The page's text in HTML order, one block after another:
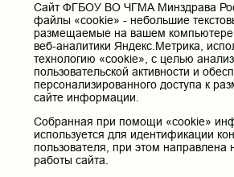
ФГБОУ ВО "Пензенский государственный
Кафедра терапия
Контактные данные и телефоны
Федеральное государственное
учреждение высшего образования
здравоохранения Российской Федерации
Юридический и фактический адрес:
672000, Российская Федерация, Забайкальский
Cайт ФГБОУ ВО ЧГМА Минздрава
файлы «cookie» - небольшие
размещаемые на вашем
веб-аналитики Яндекс.Метрика,
технологию «cookie», с целью
пользовательской активности и
персонализированного доступа к
сайте информации.
Собранная при помощи «cookie»
используется для идентификации
пользователя, при этом направлена
работы сайта.